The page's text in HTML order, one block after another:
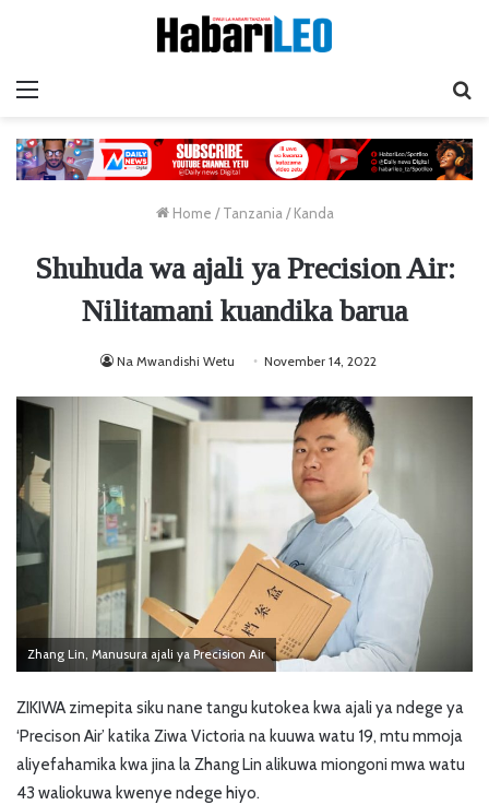
Home / Tanzania / Kanda
Shuhuda wa ajali ya Precision Air:
Nilitamani kuandika barua
Na Mwandishi Wetu November 14, 2022
Zhang Lin, Manusura ajali ya Precision Air
ZIKIWA zimepita siku nane tangu kutokea kwa ajali ya ndege ya
‘Precison Air’ katika Ziwa Victoria na kuuwa watu 19, mtu mmoja
aliyefahamika kwa jina la Zhang Lin alikuwa miongoni mwa watu
43 waliokuwa kwenye ndege hiyo.